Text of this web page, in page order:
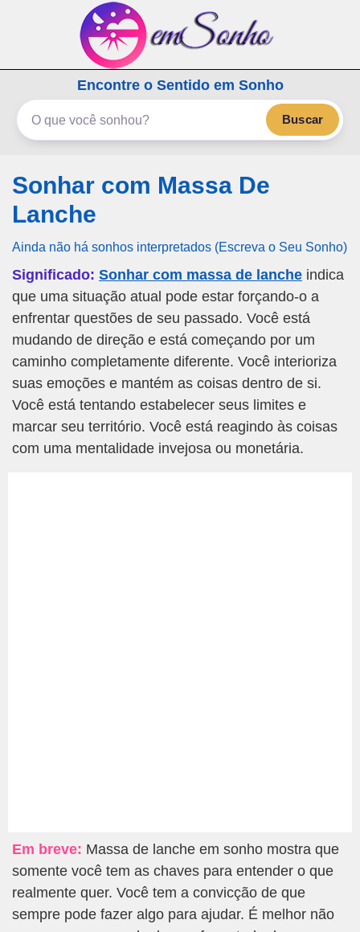
emSonho.com
Os sonhos significam mais
Encontre o Sentido em Sonho
Buscar
Sonhar com Massa De
Lanche
Ainda não há sonhos interpretados (Escreva o Seu Sonho)
Significado: Sonhar com massa de lanche indica
que uma situação atual pode estar forçando-o a
enfrentar questões de seu passado. Você está
mudando de direção e está começando por um
caminho completamente diferente. Você interioriza
suas emoções e mantém as coisas dentro de si.
Você está tentando estabelecer seus limites e
marcar seu território. Você está reagindo às coisas
com uma mentalidade invejosa ou monetária.
Em breve: Massa de lanche em sonho mostra que
somente você tem as chaves para entender o que
realmente quer. Você tem a convicção de que
sempre pode fazer algo para ajudar. É melhor não